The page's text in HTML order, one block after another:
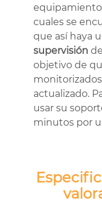
equipamiento
cuales se
que así haya
supervisión
objetivo de
actualizado.
usar su
minutos por